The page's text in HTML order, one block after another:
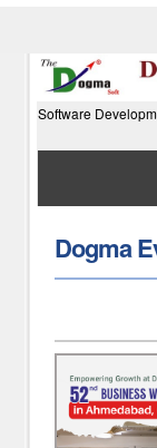
Software
Dogma